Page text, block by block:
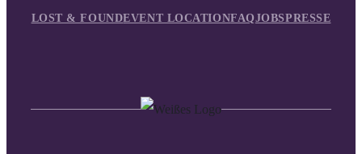
LOST & FOUNDEVENT LOCATIONFAQJOBSPRESSE